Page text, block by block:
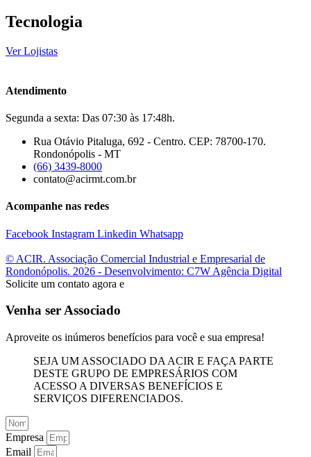
Tecnologia
Ver Lojistas
Atendimento
Segunda a sexta: Das 07:30 às 17:48h.
Rua Otávio Pitaluga, 692 - Centro. CEP: 78700-170.
Rondonópolis - MT
(66) 3439-8000
contato@acirmt.com.br
Acompanhe nas redes
Facebook Instagram Linkedin Whatsapp
© ACIR. Associação Comercial Industrial e Empresarial de
Rondonópolis. 2026 - Desenvolvimento: C7W Agência Digital
Solicite um contato agora e
Venha ser Associado
Aproveite os inúmeros benefícios para você e sua empresa!
SEJA UM ASSOCIADO DA ACIR E FAÇA PARTE
DESTE GRUPO DE EMPRESÁRIOS COM
ACESSO A DIVERSAS BENEFÍCIOS E
SERVIÇOS DIFERENCIADOS.
Empresa
Email